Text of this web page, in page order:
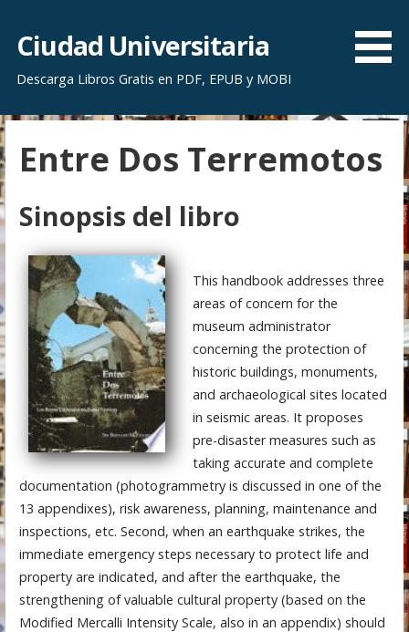
r
a
l
c
o
n
e
n
i
d
o
Ciudad Universitaria
Descarga Libros Gratis en PDF, EPUB y MOBI
Entre Dos Terremotos
Sinopsis del libro
This handbook addresses three
areas of concern for the
museum administrator
concerning the protection of
historic buildings, monuments,
and archaeological sites located
in seismic areas. It proposes
pre-disaster measures such as
taking accurate and complete
documentation (photogrammetry is discussed in one of the
13 appendixes), risk awareness, planning, maintenance and
inspections, etc. Second, when an earthquake strikes, the
immediate emergency steps necessary to protect life and
property are indicated, and after the earthquake, the
strengthening of valuable cultural property (based on the
Modified Mercalli Intensity Scale, also in an appendix) should